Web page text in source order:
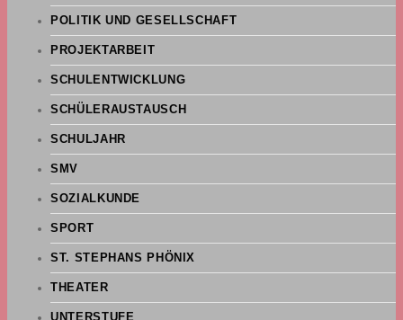
POLITIK UND GESELLSCHAFT
PROJEKTARBEIT
SCHULENTWICKLUNG
SCHÜLERAUSTAUSCH
SCHULJAHR
SMV
SOZIALKUNDE
SPORT
ST. STEPHANS PHÖNIX
THEATER